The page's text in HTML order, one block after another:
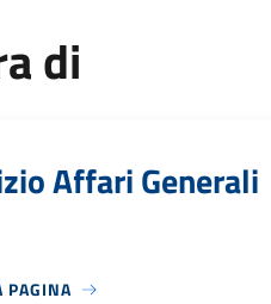
di
Affari Generali
PAGINA